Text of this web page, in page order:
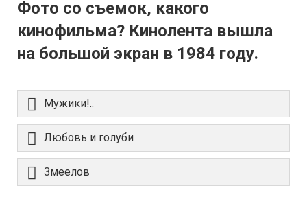
Фото со съемок, какого
кинофильма? Кинолента вышла
на большой экран в 1984 году.
Мужики!..
Любовь и голуби
Змеелов